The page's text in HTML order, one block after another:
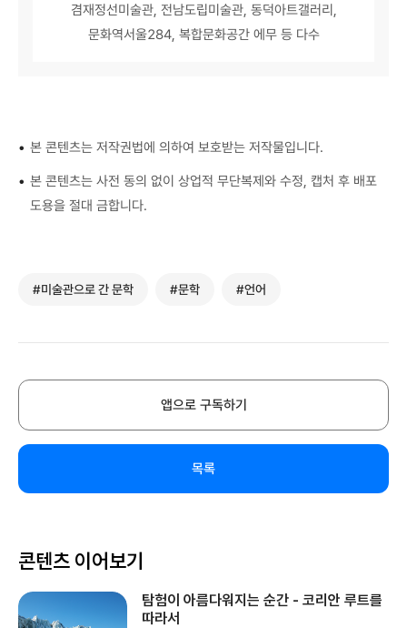
겸재정선미술관, 전남도립미술관, 동덕아트갤러리,
문화역서울284, 복합문화공간 에무 등 다수
• 본 콘텐츠는 저작권법에 의하여 보호받는 저작물입니다.
• 본 콘텐츠는 사전 동의 없이 상업적 무단복제와 수정, 캡처 후 배포
도용을 절대 금합니다.
#미술관으로 간 문학 #문학 #언어
앱으로 구독하기
목록
콘텐츠 이어보기
탐험이 아름다워지는 순간 - 코리안 루트를
따라서